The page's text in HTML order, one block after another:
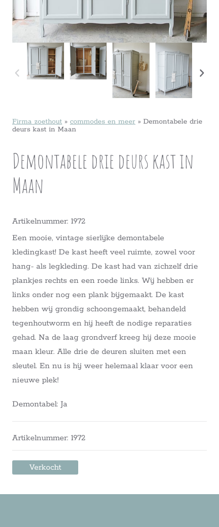
Firma zoethout » commodes en meer » Demontabele drie
deurs kast in Maan
Demontabele drie deurs kast in
Maan
Artikelnummer: 1972
Een mooie, vintage sierlijke demontabele
kledingkast! De kast heeft veel ruimte, zowel voor
hang- als legkleding. De kast had van zichzelf drie
plankjes rechts en een roede links. Wij hebben er
links onder nog een plank bijgemaakt. De kast
hebben wij grondig schoongemaakt, behandeld
tegenhoutworm en hij heeft de nodige reparaties
gehad. Na de laag grondverf kreeg hij deze mooie
maan kleur. Alle drie de deuren sluiten met een
sleutel. En nu is hij weer helemaal klaar voor een
nieuwe plek!
Demontabel: Ja
Artikelnummer: 1972
Verkocht